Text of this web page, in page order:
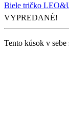
Biele tričko
VYPREDANÉ!
Tento kúsok v